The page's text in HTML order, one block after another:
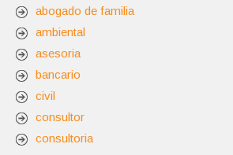
abogado de familia
ambiental
asesoria
bancario
civil
consultor
consultoria